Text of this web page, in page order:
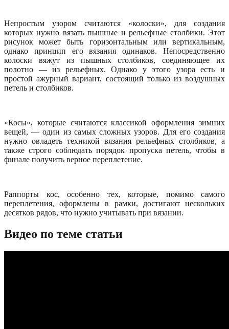
Непростым узором считаются «колоски», для создания
которых нужно вязать пышные и рельефные столбики. Этот
рисунок может быть горизонтальным или вертикальным,
однако принцип его вязания одинаков. Непосредственно
колоски вяжут из пышных столбиков, соединяющее их
полотно — из рельефных. Однако у этого узора есть и
простой ажурный вариант, состоящий только из воздушных
петель и столбиков.
«Косы», которые считаются классикой оформления зимних
вещей, — один из самых сложных узоров. Для его создания
нужно овладеть техникой вязания рельефных столбиков, а
также строго соблюдать порядок пропуска петель, чтобы в
финале получить верное переплетение.
Раппорты кос, особенно тех, которые, помимо самого
переплетения, оформлены в рамки, достигают нескольких
десятков рядов, что нужно учитывать при вязании.
Видео по теме статьи